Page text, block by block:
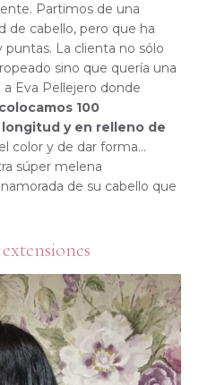
Partimos de una
de cabello, pero que ha
La clienta no sólo
sino que quería una
Eva Pellejero donde
colocamos 100
y en relleno de
color y de dar forma…
súper melena
de su cabello que